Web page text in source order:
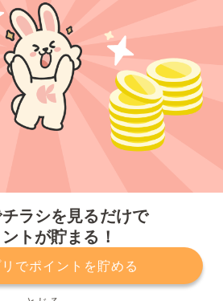
ラシを見るだけで
トが貯まる！
でポイントを貯める
リシー 利用規約
運営会社
問い合わせ